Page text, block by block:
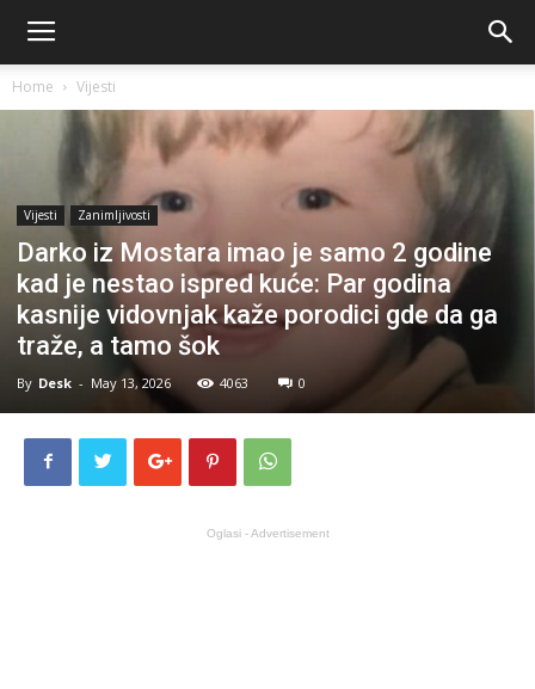
Home Vijesti
Vijesti Zanimljivosti
Darko iz Mostara imao je samo 2 godine
kad je nestao ispred kuće: Par godina
kasnije vidovnjak kaže porodici gde da ga
traže, a tamo šok
By Desk - May 13, 2026 4063 0
Oglasi - Advertisement